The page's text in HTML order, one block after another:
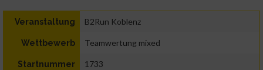
Veranstaltung B2Run Koblenz
Wettbewerb Teamwertung mixed
Startnummer 1733